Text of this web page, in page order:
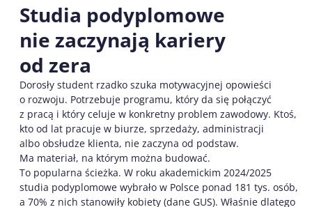
Studia podyplomowe
nie zaczynają kariery
od zera
Dorosły student rzadko szuka motywacyjnej opowieści
o rozwoju. Potrzebuje programu, który da się połączyć
z pracą i który celuje w konkretny problem zawodowy. Ktoś,
kto od lat pracuje w biurze, sprzedaży, administracji
albo obsłudze klienta, nie zaczyna od podstaw.
Ma materiał, na którym można budować.
To popularna ścieżka. W roku akademickim 2024/2025
studia podyplomowe wybrało w Polsce ponad 181 tys. osób,
a 70% z nich stanowiły kobiety (dane GUS). Właśnie dlatego